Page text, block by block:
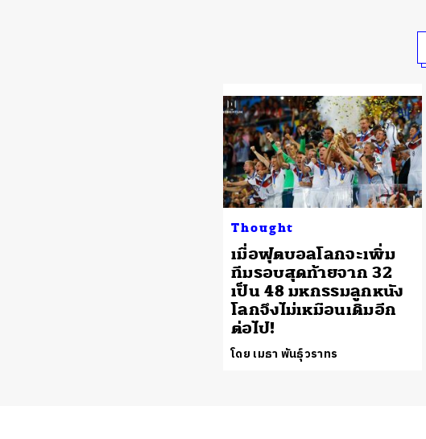
Thought
เมื่อฟุตบอลโลกจะเพิ่ม
ทีมรอบสุดท้ายจาก 32
เป็น 48 มหกรรมลูกหนัง
โลกจึงไม่เหมือนเดิมอีก
ต่อไป!
โดย เมธา พันธุ์วราทร